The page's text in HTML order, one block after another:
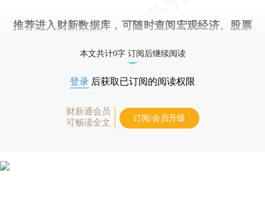
推荐进入 财新数据库 ，可随时查阅宏观经济、股票
本文共计0字 订阅后继续阅读
登录 后获取已订阅的阅读权限
财新通会员
可畅读全文
订阅/会员升级